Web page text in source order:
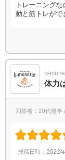
トレーニング
動と筋トレがで
b-
体力
回答者：20代後半
投稿日時：2022